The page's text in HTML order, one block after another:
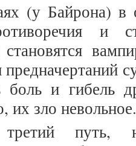
(у Байрона) в
и
предначертаний
боль и гибель
их зло
путь,